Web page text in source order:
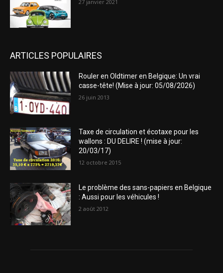
27 janvier 2021
ARTICLES POPULAIRES
Rouler en Oldtimer en Belgique: Un vrai
casse-tête! (Mise à jour: 05/08/2026)
26 juin 2013
Taxe de circulation et écotaxe pour les
wallons : DU DELIRE ! (mise à jour:
20/03/17)
12 octobre 2015
Le problème des sans-papiers en Belgique
: Aussi pour les véhicules !
2 août 2012